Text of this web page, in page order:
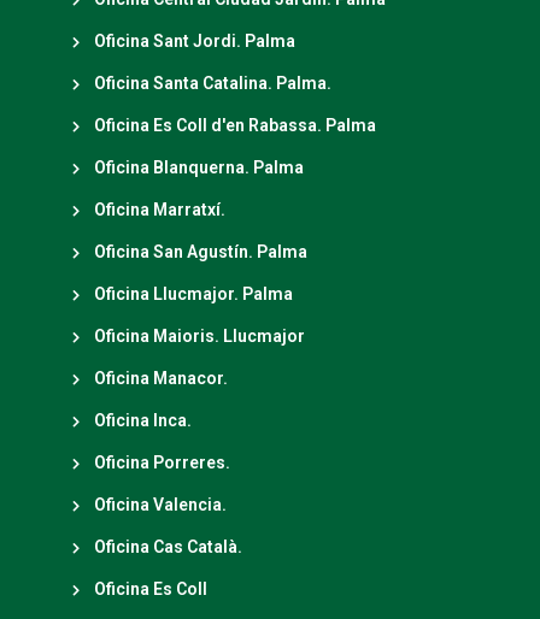
Oficina Sant Jordi. Palma
Oficina Santa Catalina. Palma.
Oficina Es Coll d'en Rabassa. Palma
Oficina Blanquerna. Palma
Oficina Marratxí.
Oficina San Agustín. Palma
Oficina Llucmajor. Palma
Oficina Maioris. Llucmajor
Oficina Manacor.
Oficina Inca.
Oficina Porreres.
Oficina Valencia.
Oficina Cas Català.
Oficina Es Coll